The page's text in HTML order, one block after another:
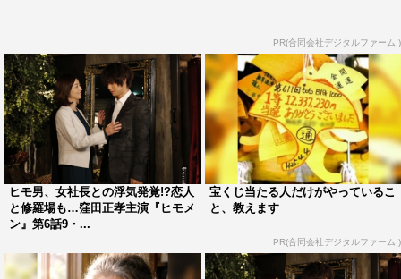
ハリセンボン 窪田正孝
PR(合同会社デジタルファーム )
ヒモ男、女社長との浮気発覚!?恋人
と修羅場も…窪田正孝主演『ヒモメ
ン』第6話9・...
宝くじ当たる人だけがやっているこ
と、教えます
PR(合同会社デジタルファーム )